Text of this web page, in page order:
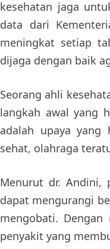
kesehatan jaga
data dari
meningkat setiap
dijaga dengan baik
Seorang ahli
langkah awal yang
adalah upaya yang
sehat, olahraga
Menurut dr. Andini,
dapat mengurangi
mengobati.
penyakit yang